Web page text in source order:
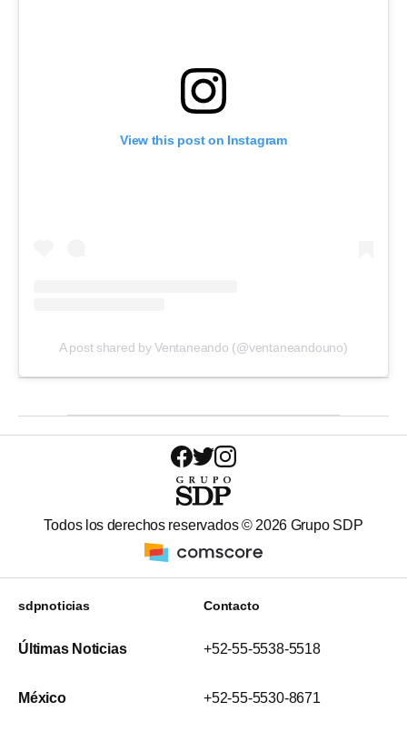
View this post on Instagram
A post shared by Ventaneando (@ventaneandouno)
Todos los derechos reservados © 2026 Grupo SDP
sdpnoticias
Últimas Noticias
México
Contacto
+52-55-5538-5518
+52-55-5530-8671